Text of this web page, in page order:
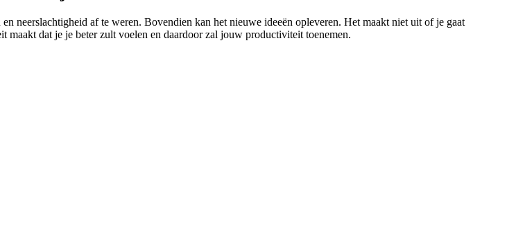
neerslachtigheid af te weren. Bovendien kan het nieuwe ideeën opleveren. Het maakt niet uit of je gaat
maakt dat je je beter zult voelen en daardoor zal jouw productiviteit toenemen.